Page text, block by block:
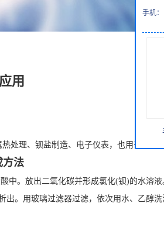
用
处理、钡盐制造、电子仪表，也用于机械加
方法
中。放出二氧化碳并形成氯化(钡)的水溶液
出。用玻璃过滤器过滤，依次用水、乙醇
手机：